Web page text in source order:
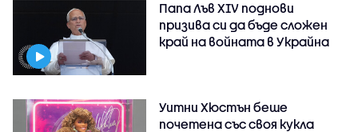
Папа Лъв XIV поднови
призива си да бъде сложен
край на войната в Украйна
Уитни Хюстън беше
почетена със своя кукла